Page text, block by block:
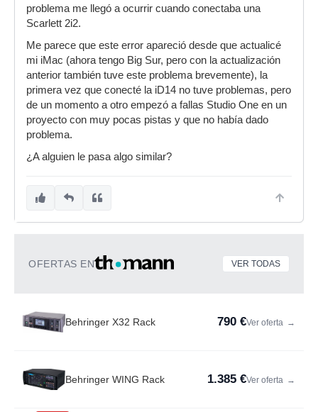
problema me llegó a ocurrir cuando conectaba una
Scarlett 2i2.
Me parece que este error apareció desde que actualicé
mi iMac (ahora tengo Big Sur, pero con la actualización
anterior también tuve este problema brevemente), la
primera vez que conecté la iD14 no tuve problemas, pero
de un momento a otro empezó a fallas Studio One en un
proyecto con muy pocas pistas y que no había dado
problema.
¿A alguien le pasa algo similar?
OFERTAS EN VER TODAS
Behringer X32 Rack 790 €Ver oferta →
Behringer WING Rack 1.385 €Ver oferta →